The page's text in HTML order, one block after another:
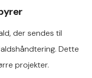
der sendes til
Dette
projekter.